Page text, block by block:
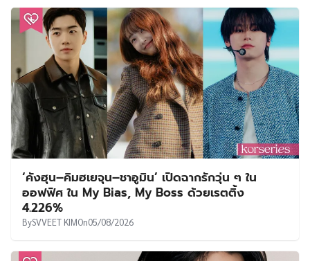
‘คังฮุน–คิมฮเยจุน–ชาอูมิน’ เปิดฉากรักวุ่น ๆ ใน
ออฟฟิศ ใน My Bias, My Boss ด้วยเรตติ้ง
4.226%
BySVVEET KIMOn05/08/2026